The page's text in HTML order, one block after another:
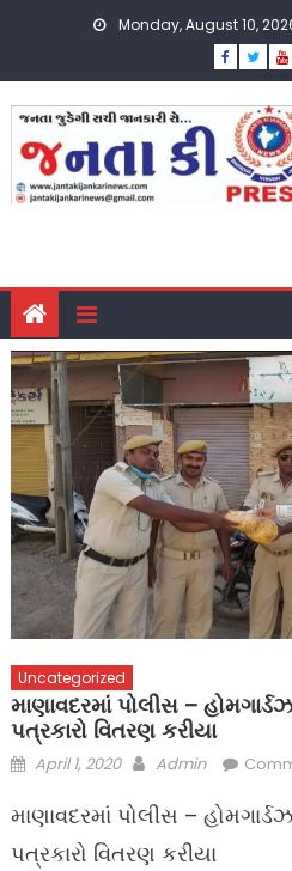
Monday, August 10,
Uncategorized
માણાવદરમાં પોલીસ –
પત્રકારો વિતરણ કરીયા
Posted
April 1, 2020 Author
Admin
માણાવદરમાં પોલીસ –
પત્રકારો વિતરણ કરીયા